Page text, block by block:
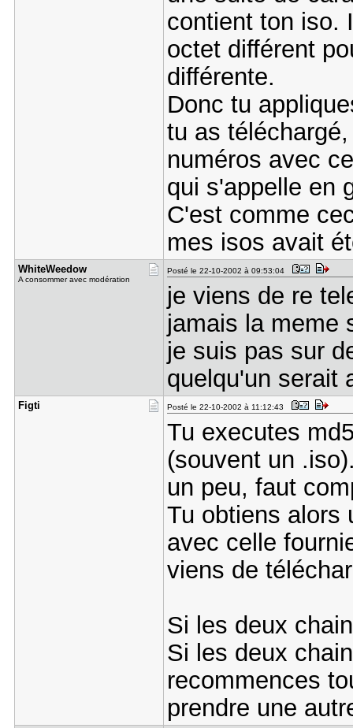
contient ton iso.
octet différent
différente.
Donc tu
tu as
numéros avec
qui s'appelle en
C'est comme
mes isos avait
WhiteWeedo​w
A consommer avec modération
Posté le 22-10-2002 à 09:53:04
je viens de re
jamais la meme
je suis pas sur
quelqu'un serait
Figti Posté le 22-10-2002 à 11:12:43
Tu executes
(souvent un
un peu, faut
Tu obtiens alors
avec celle
viens de
Si les deux
Si les deux
recommences
prendre une